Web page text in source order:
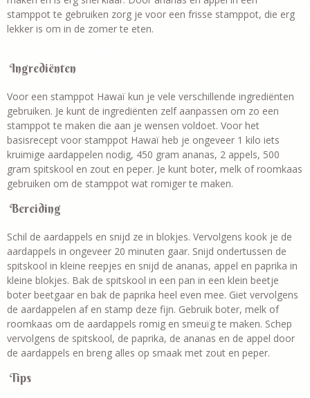
stamppot te gebruiken zorg je voor een frisse stamppot, die erg
lekker is om in de zomer te eten.
Ingrediënten
Voor een stamppot Hawaï kun je vele verschillende ingrediënten
gebruiken. Je kunt de ingrediënten zelf aanpassen om zo een
stamppot te maken die aan je wensen voldoet. Voor het
basisrecept voor stamppot Hawaï heb je ongeveer 1 kilo iets
kruimige aardappelen nodig, 450 gram ananas, 2 appels, 500
gram spitskool en zout en peper. Je kunt boter, melk of roomkaas
gebruiken om de stamppot wat romiger te maken.
Bereiding
Schil de aardappels en snijd ze in blokjes. Vervolgens kook je de
aardappels in ongeveer 20 minuten gaar. Snijd ondertussen de
spitskool in kleine reepjes en snijd de ananas, appel en paprika in
kleine blokjes. Bak de spitskool in een pan in een klein beetje
boter beetgaar en bak de paprika heel even mee. Giet vervolgens
de aardappelen af en stamp deze fijn. Gebruik boter, melk of
roomkaas om de aardappels romig en smeuïg te maken. Schep
vervolgens de spitskool, de paprika, de ananas en de appel door
de aardappels en breng alles op smaak met zout en peper.
Tips